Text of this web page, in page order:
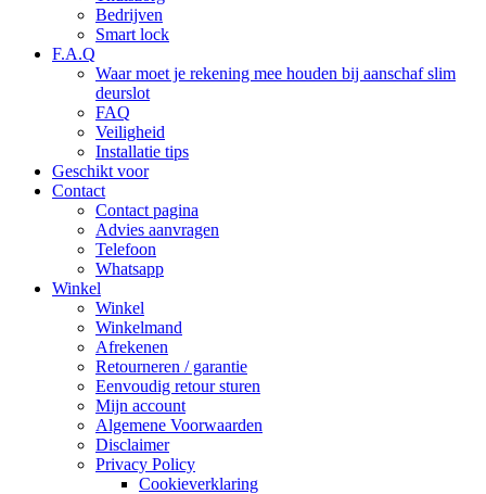
Bedrijven
Smart lock
F.A.Q
Waar moet je rekening mee houden bij aanschaf slim
deurslot
FAQ
Veiligheid
Installatie tips
Geschikt voor
Contact
Contact pagina
Advies aanvragen
Telefoon
Whatsapp
Winkel
Winkel
Winkelmand
Afrekenen
Retourneren / garantie
Eenvoudig retour sturen
Mijn account
Algemene Voorwaarden
Disclaimer
Privacy Policy
Cookieverklaring